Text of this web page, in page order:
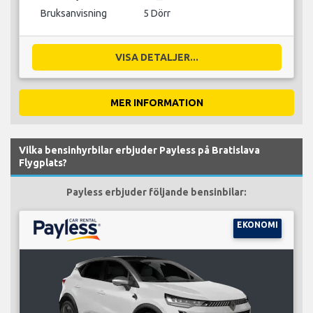
Bruksanvisning 5 Dörr
VISA DETALJER...
MER INFORMATION
Vilka bensinhyrbilar erbjuder Payless på Bratislava
Flygplats?
Payless erbjuder följande bensinbilar:
EKONOMI